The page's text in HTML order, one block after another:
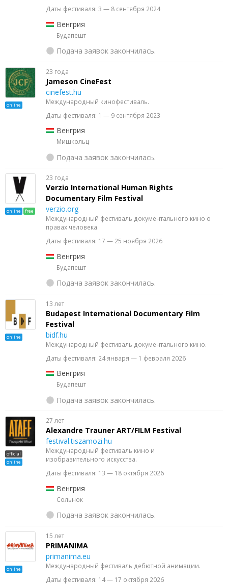
Даты фестиваля: 3 — 8 сентября 2024
Венгрия
Будапешт
Подача заявок закончилась.
online
23 года
Jameson CineFest
cinefest.hu
Международный кинофестиваль.
Даты фестиваля: 1 — 9 сентября 2023
Венгрия
Мишкольц
Подача заявок закончилась.
online free
23 года
Verzio International Human Rights
Documentary Film Festival
verzio.org
Международный фестиваль документального кино о
правах человека.
Даты фестиваля: 17 — 25 ноября 2026
Венгрия
Будапешт
Подача заявок закончилась.
online
13 лет
Budapest International Documentary Film
Festival
bidf.hu
Международный фестиваль документального кино.
Даты фестиваля: 24 января — 1 февраля 2026
Венгрия
Будапешт
Подача заявок закончилась.
official
online
27 лет
Alexandre Trauner ART/FILM Festival
festival.tiszamozi.hu
Международный фестиваль кино и
изобразительного искусства.
Даты фестиваля: 13 — 18 октября 2026
Венгрия
Сольнок
Подача заявок закончилась.
online
15 лет
PRIMANIMA
primanima.eu
Международный фестиваль дебютной анимации.
Даты фестиваля: 14 — 17 октября 2026